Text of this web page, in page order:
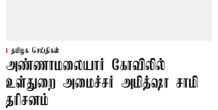
தமிழக செய்திகள்
அண்ணாமலையார் கோவிலில்
உள்துறை அமைச்சர் அமித்ஷா சாமி
தரிசனம்